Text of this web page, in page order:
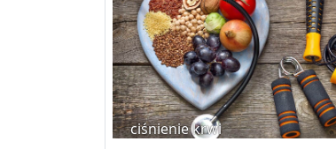
ciśnienie krwi